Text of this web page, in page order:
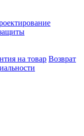
на товар Возврат